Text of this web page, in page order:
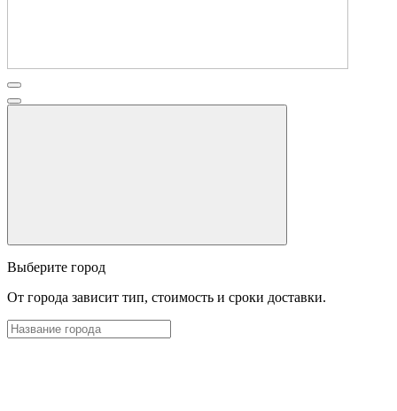
Выберите город
От города зависит тип, стоимость и сроки доставки.